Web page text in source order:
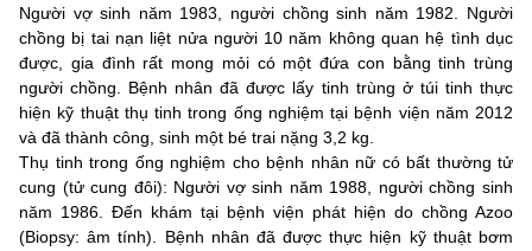
Người vợ sinh năm 1983, người chồng sinh năm 1982. Người
chồng bị tai nạn liệt nửa người 10 năm không quan hệ tình dục
được, gia đình rất mong mỏi có một đứa con bằng tinh trùng
người chồng. Bệnh nhân đã được lấy tinh trùng ở túi tinh thực
hiện kỹ thuật thụ tinh trong ống nghiệm tại bệnh viện năm 2012
và đã thành công, sinh một bé trai nặng 3,2 kg.
Thụ tinh trong ống nghiệm cho bệnh nhân nữ có bất thường tử
cung (tử cung đôi): Người vợ sinh năm 1988, người chồng sinh
năm 1986. Đến khám tại bệnh viện phát hiện do chồng Azoo
(Biopsy: âm tính). Bệnh nhân đã được thực hiện kỹ thuật bơm